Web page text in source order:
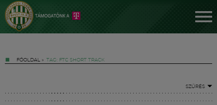
FŐOLDAL » TAG: FTC SHORT TRACK
SZŰRÉS